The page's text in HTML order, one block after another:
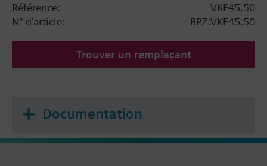
Référence:
VKF45.50
N° d'article:
BPZ:VKF45.50
Trouver un remplaçant
Documentation